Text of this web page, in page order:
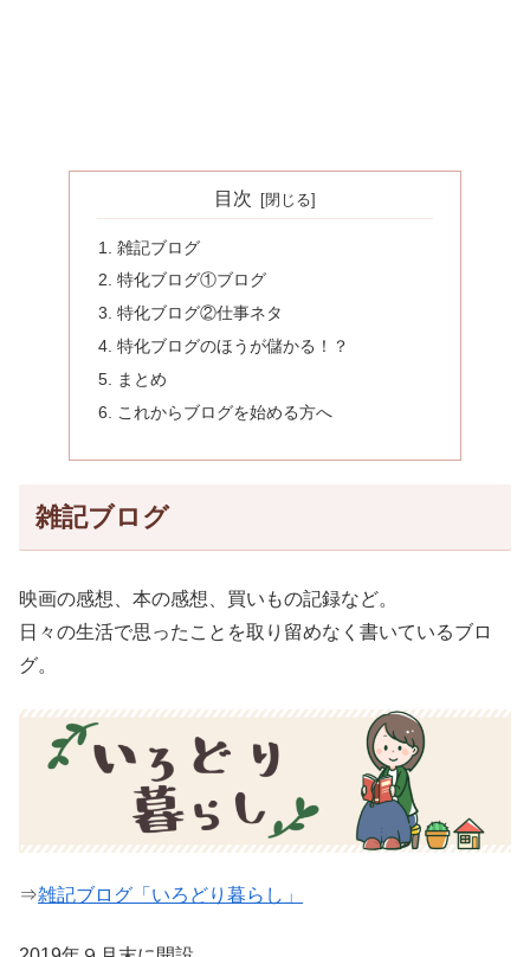
目次
雑記ブログ
特化ブログ①ブログ
特化ブログ②仕事ネタ
特化ブログのほうが儲かる！？
まとめ
これからブログを始める方へ
雑記ブログ
映画の感想、本の感想、買いもの記録など。
日々の生活で思ったことを取り留めなく書いているブロ
グ。
⇒雑記ブログ「いろどり暮らし」